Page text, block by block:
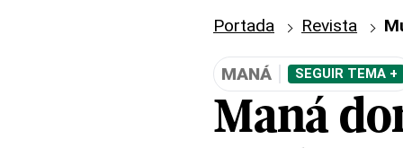
Portada Revista
MANÁ SEGUIR TEMA +
Maná